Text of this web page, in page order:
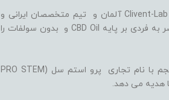
ما با بهره گیری از سلول های بنیادی گیاهی، همکاری با Clivent-Lab آلمان و تیم متخصصان ایرانی و
آلمانی در واحد تحقیق و توسعه (R&D)، فرمولاسیون منحصر به فردی بر پایه CBD Oil و بدون سولفات را
ثمره این تلاش ها، تولید شامپوها و شوینده های نسل پنجم با نام تجاری پرو استم سل (PRO STEM
هدیه می دهد.